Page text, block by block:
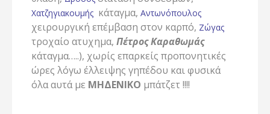
Χατζηγιακουμής κάταγμα, Αντωνόπουλος
χειρουργική επέμβαση στον καρπό, Ζώγας
τροχαίο ατυχημα, Πέτρος Καραθωμάς
κάταγμα…..), χωρίς επαρκείς προπονητικές
ώρες λόγω έλλειψης γηπέδου και φυσικά
όλα αυτά με ΜΗΔΕΝΙΚΟ μπάτζετ !!!!